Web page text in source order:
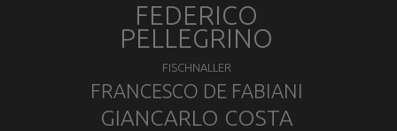
FEDERICO
PELLEGRINO
FISCHNALLER
FRANCESCO DE FABIANI
GIANCARLO COSTA